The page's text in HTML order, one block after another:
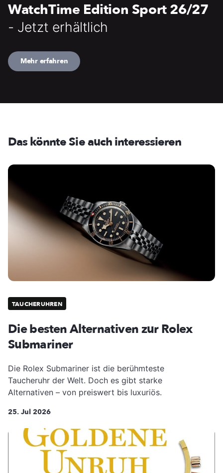
WatchTime Edition Sport 26/27
- Jetzt erhältlich
Mehr erfahren
Das könnte Sie auch interessieren
TAUCHERUHREN
Die besten Alternativen zur Rolex
Submariner
Die Rolex Submariner ist die berühmteste
Taucheruhr der Welt. Doch es gibt starke
Alternativen – von preiswert bis luxuriös.
25. Jul 2026